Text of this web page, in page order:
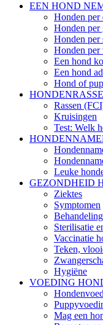
EEN HOND
Honden per
Honden per
Honden per
Honden per
Een hond
Een hond
Hond of
Rassen
Kruisingen
Test: Welk
Leuke
GEZONDHEID
Ziektes
Symptomen
Sterilisatie
Vaccinatie
Teken,
Hygiëne
VOEDING
Mag een